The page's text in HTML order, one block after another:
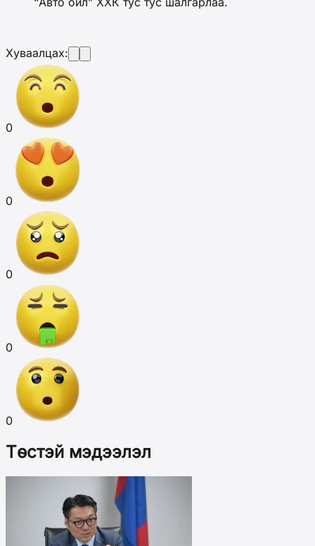
Хуваалцах:
0
0
0
0
0
Төстэй мэдээлэл